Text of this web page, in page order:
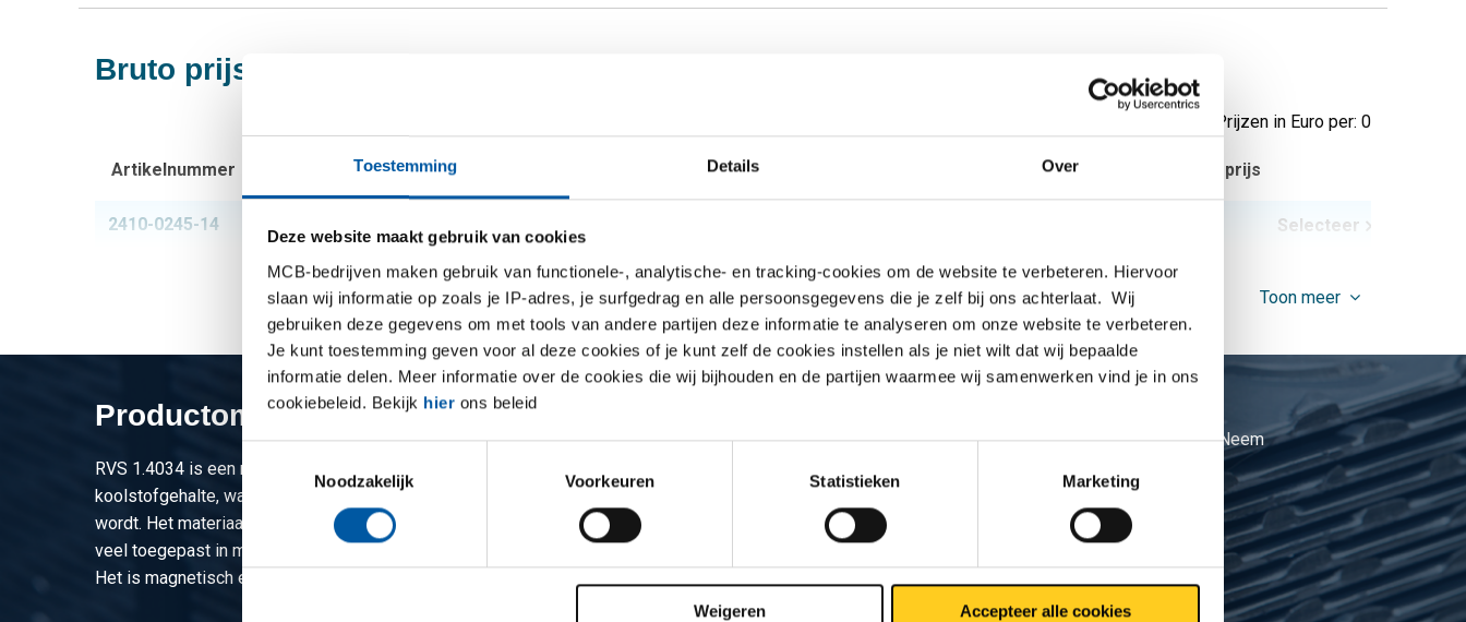
Toestemming Details Over
Deze website maakt gebruik van cookies
MCB-bedrijven maken gebruik van functionele-, analytische- en tracking-cookies om de website te verbeteren. Hiervoor
slaan wij informatie op zoals je IP-adres, je surfgedrag en alle persoonsgegevens die je zelf bij ons achterlaat. Wij
gebruiken deze gegevens om met tools van andere partijen deze informatie te analyseren om onze website te verbeteren.
Je kunt toestemming geven voor al deze cookies of je kunt zelf de cookies instellen als je niet wilt dat wij bepaalde
informatie delen. Meer informatie over de cookies die wij bijhouden en de partijen waarmee wij samenwerken vind je in ons
cookiebeleid. Bekijk hier ons beleid
Noodzakelijk
Voorkeuren Statistieken Marketing
Weigeren Accepteer alle cookies
Bruto prijslijst: Rvs 1.4034 blank rond passing h9
Prijzen in Euro per: 0
Artikelnummer Omschrijving Stuks gewicht in kg Bruto prijs
2410-0245-14 Selecteer
Toon meer
Productomschrijving
RVS 1.4034 is een martensitisch roestvast staal met een hoog
koolstofgehalte, waardoor het na warmtebehandeling zeer hard en slijtvast
wordt. Het materiaal heeft een matige weerstand tegen corrosie en wordt
veel toegepast in messen, chirurgische instrumenten en technische veren.
Het is magnetisch en goed te harden.
• Voorzien van uitgebreide normeringen (o.a. CE-normering). Neem